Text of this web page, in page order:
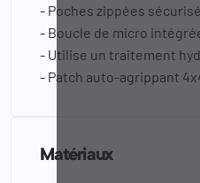
- Poches zippées
- Boucle de micro
- Utilise un traitement
- Patch auto-agrippant
Matériaux